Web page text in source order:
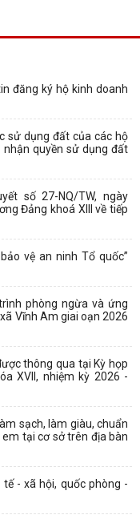
đăng ký hộ kinh doanh
sử dụng đất của các hộ
nhận quyền sử dụng đất
số 27-NQ/TW, ngày
Đảng khoá XIII về tiếp
vệ an ninh Tổ quốc”
phòng ngừa và ứng
Vĩnh Am giai oạn 2026
thông qua tại Kỳ họp
XVII, nhiệm kỳ 2026 -
sạch, làm giàu, chuẩn
tại cơ sở trên địa bàn
tế - xã hội, quốc phòng -